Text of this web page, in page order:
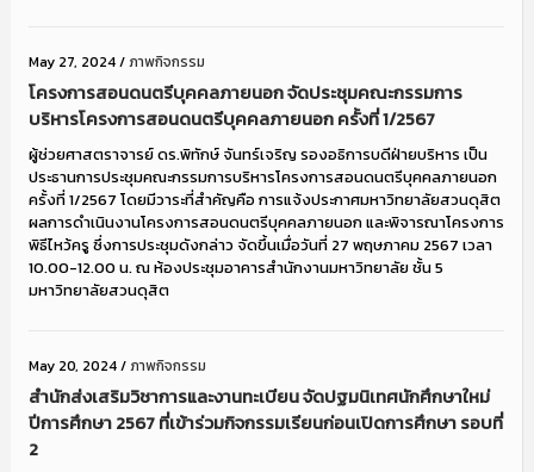
May 27, 2024/ภาพกิจกรรม
โครงการสอนดนตรีบุคคลภายนอก จัดประชุมคณะกรรมการ
บริหารโครงการสอนดนตรีบุคคลภายนอก ครั้งที่ 1/2567
ผู้ช่วยศาสตราจารย์ ดร.พิทักษ์ จันทร์เจริญ รองอธิการบดีฝ่ายบริหาร เป็น
ประธานการประชุมคณะกรรมการบริหารโครงการสอนดนตรีบุคคลภายนอก
ครั้งที่ 1/2567 โดยมีวาระที่สำคัญคือ การแจ้งประกาศมหาวิทยาลัยสวนดุสิต
ผลการดำเนินงานโครงการสอนดนตรีบุคคลภายนอก และพิจารณาโครงการ
พิธีไหว้ครู ซึ่งการประชุมดังกล่าว จัดขึ้นเมื่อวันที่ 27 พฤษภาคม 2567 เวลา
10.00-12.00 น. ณ ห้องประชุมอาคารสำนักงานมหาวิทยาลัย ชั้น 5
มหาวิทยาลัยสวนดุสิต
May 20, 2024/ภาพกิจกรรม
สำนักส่งเสริมวิชาการและงานทะเบียน จัดปฐมนิเทศนักศึกษาใหม่
ปีการศึกษา 2567 ที่เข้าร่วมกิจกรรมเรียนก่อนเปิดการศึกษา รอบที่
2